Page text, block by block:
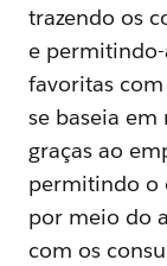
trazendo os
e
favoritas
se baseia em
graças ao
permitindo o
por meio do
com os